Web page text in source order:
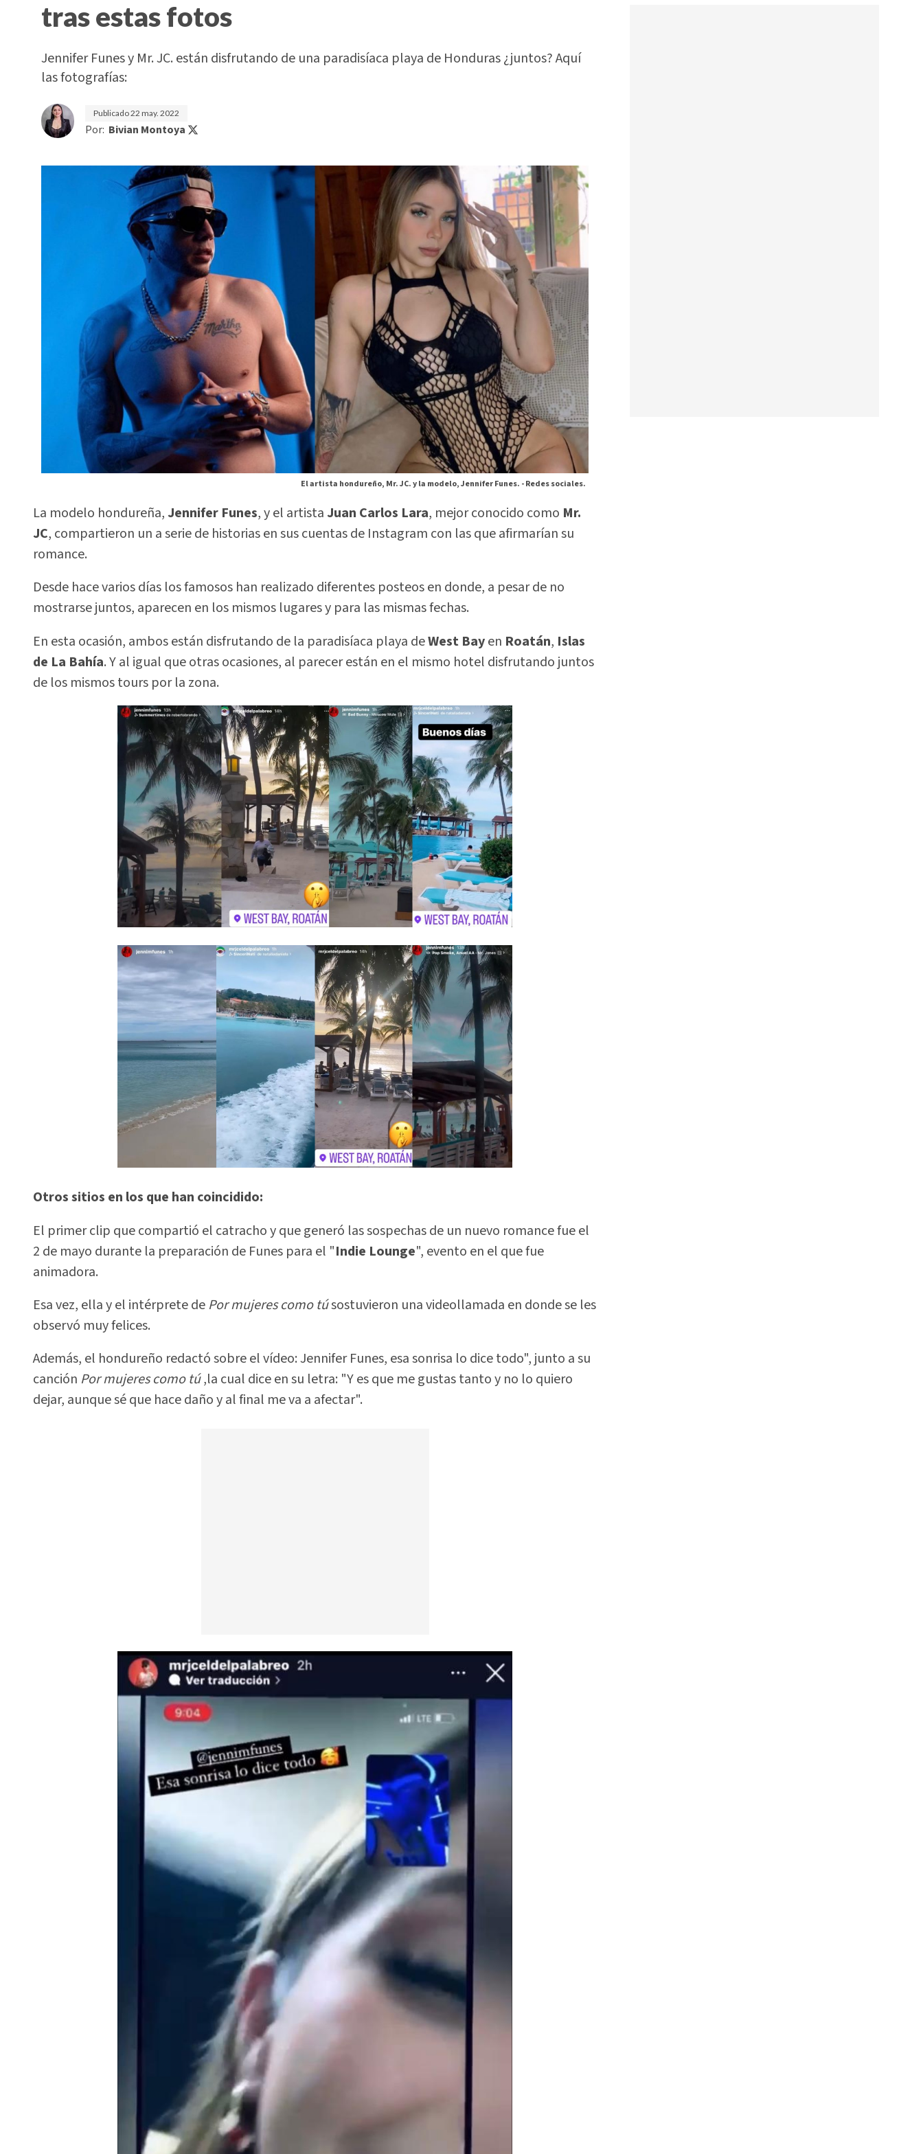
tras estas fotos
Jennifer Funes y Mr. JC. están disfrutando de una paradisíaca playa de Honduras ¿juntos? Aquí
las fotografías:
Publicado22 may. 2022
Por: Bivian Montoya
El artista hondureño, Mr. JC. y la modelo, Jennifer Funes. -Redes sociales.
La modelo hondureña,Jennifer Funes, y el artistaJuan Carlos Lara, mejor conocido como Mr.
JC, compartieron un a serie de historias en sus cuentas de Instagram con las que afirmarían su
romance.
Desde hace varios días los famosos han realizado diferentes posteos en donde, a pesar de no
mostrarse juntos, aparecen en los mismos lugares y para las mismas fechas.
En esta ocasión, ambos están disfrutando de la paradisíaca playa deWest Bayen Roatán, Islas
de La Bahía. Y al igual que otras ocasiones, al parecer están en el mismo hotel disfrutando juntos
de los mismos tours por la zona.
Otros sitios en los que han coincidido:
El primer clip que compartió el catracho y que generó las sospechas de un nuevo romance fue el
2 de mayo durante la preparación de Funes para el "Indie Lounge", evento en el que fue
animadora.
Esa vez, ella y el intérprete de Por mujeres como túsostuvieron una videollamada en donde se les
observó muy felices.
Además, el hondureño redactó sobre el vídeo: Jennifer Funes, esa sonrisa lo dice todo", junto a su
canción Por mujeres como tú,la cual dice en su letra: "Y es que me gustas tanto y no lo quiero
dejar, aunque sé que hace daño y al final me va a afectar".